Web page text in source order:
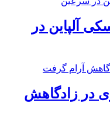
آلپاین در
در زادگاهش